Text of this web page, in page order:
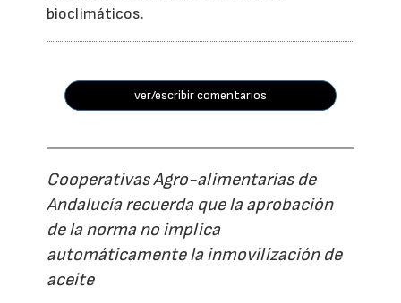
bioclimáticos.
ver/escribir comentarios
Cooperativas Agro-alimentarias de
Andalucía recuerda que la aprobación
de la norma no implica
automáticamente la inmovilización de
aceite